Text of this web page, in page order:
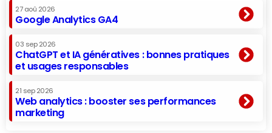
27 aoû 2026
Google Analytics GA4
03 sep 2026
ChatGPT et IA génératives : bonnes pratiques
et usages responsables
21 sep 2026
Web analytics : booster ses performances
marketing